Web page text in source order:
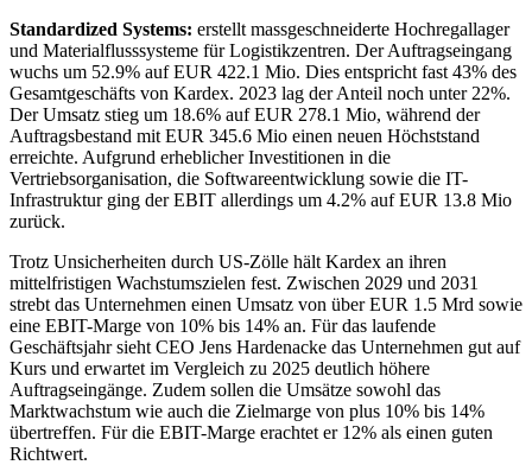
Standardized Systems: erstellt massgeschneiderte Hochregallager
und Materialflusssysteme für Logistikzentren. Der Auftragseingang
wuchs um 52.9% auf EUR 422.1 Mio. Dies entspricht fast 43% des
Gesamtgeschäfts von Kardex. 2023 lag der Anteil noch unter 22%.
Der Umsatz stieg um 18.6% auf EUR 278.1 Mio, während der
Auftragsbestand mit EUR 345.6 Mio einen neuen Höchststand
erreichte. Aufgrund erheblicher Investitionen in die
Vertriebsorganisation, die Softwareentwicklung sowie die IT-
Infrastruktur ging der EBIT allerdings um 4.2% auf EUR 13.8 Mio
zurück.
Trotz Unsicherheiten durch US-Zölle hält Kardex an ihren
mittelfristigen Wachstumszielen fest. Zwischen 2029 und 2031
strebt das Unternehmen einen Umsatz von über EUR 1.5 Mrd sowie
eine EBIT-Marge von 10% bis 14% an. Für das laufende
Geschäftsjahr sieht CEO Jens Hardenacke das Unternehmen gut auf
Kurs und erwartet im Vergleich zu 2025 deutlich höhere
Auftragseingänge. Zudem sollen die Umsätze sowohl das
Marktwachstum wie auch die Zielmarge von plus 10% bis 14%
übertreffen. Für die EBIT-Marge erachtet er 12% als einen guten
Richtwert.